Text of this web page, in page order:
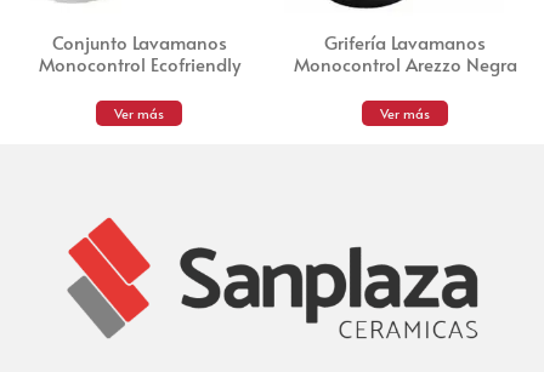
Conjunto Lavamanos
Monocontrol Ecofriendly
Ver más
Grifería Lavamanos
Monocontrol Arezzo Negra
Ver más